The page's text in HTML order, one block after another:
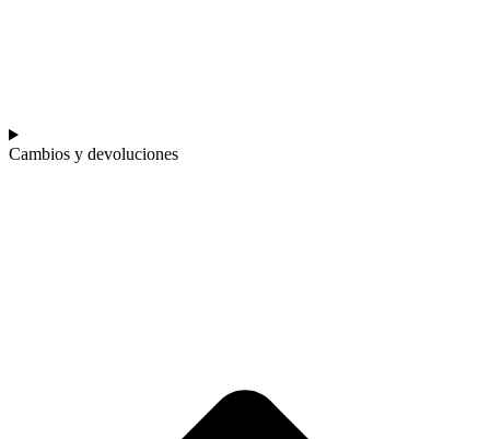
Cambios y devoluciones